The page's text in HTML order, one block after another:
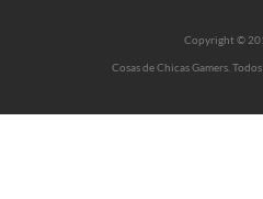
Copyright ©
Cosas de Chicas Gamers.